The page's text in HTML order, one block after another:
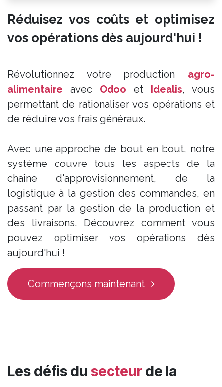
Réduisez vos coûts et optimisez
vos opérations dès aujourd'hui !
Révolutionnez votre production agro-
alimentaire avec Odoo et Idealis, vous
permettant de rationaliser vos opérations et
de réduire vos frais généraux.
Avec une approche de bout en bout, notre
système couvre tous les aspects de la
chaîne d'approvisionnement, de la
logistique à la gestion des commandes, en
passant par la gestion de la production et
des livraisons. Découvrez comment vous
pouvez optimiser vos opérations dès
aujourd'hui !
Commençons maintenant
Les défis du secteur de la